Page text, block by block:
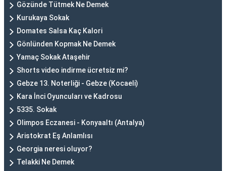
Gözünde Tütmek Ne Demek
Kurukaya Sokak
Domates Salsa Kaç Kalori
Gönlünden Kopmak Ne Demek
Yamaç Sokak Ataşehir
Shorts video indirme ücretsiz mi?
Gebze 13. Noterliği - Gebze (Kocaeli)
Kara İnci Oyuncuları ve Kadrosu
5335. Sokak
Olimpos Eczanesi - Konyaaltı (Antalya)
Aristokrat Eş Anlamlısı
Georgia neresi oluyor?
Telakki Ne Demek